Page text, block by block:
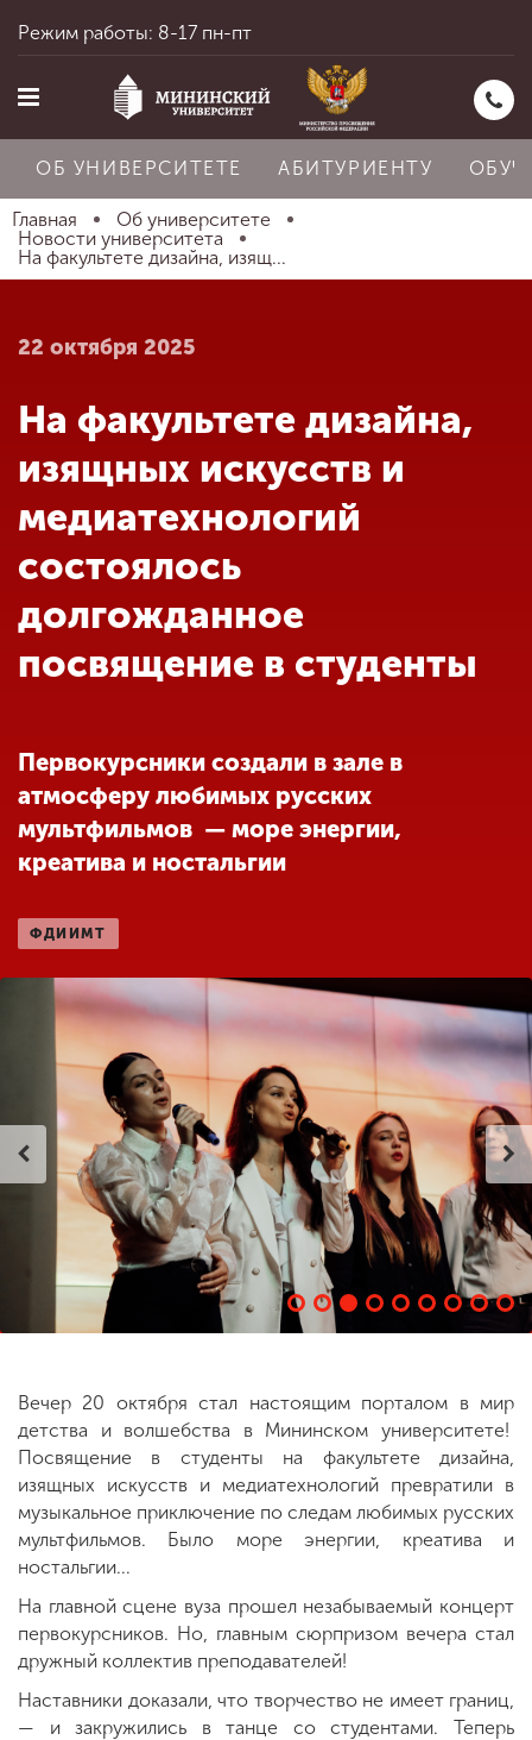
Главная
Абитуриенту
Обучение
Наука
Другие виды
деятельности
Студенческая жизнь
Сведения об
образовательной
организации
ENG SPN CHI
Приемная
комиссия
+7 (831) 262-26-20
Режим работы: 8-17 пн-пт
ОБ УНИВЕРСИТЕТЕ АБИТУРИЕНТУ
Главная
Об университете
Новости университета
На факультете дизайна, изящ...
22 октября 2025
На факультете дизайна,
изящных искусств и
медиатехнологий
состоялось
долгожданное
посвящение в студенты
Первокурсники создали в зале в
атмосферу любимых русских
мультфильмов — море энергии,
креатива и ностальгии
ФДИИМТ
Вечер 20 октября стал настоящим порталом в мир
детства и волшебства в Мининском университете!
Посвящение в студенты на факультете дизайна,
изящных искусств и медиатехнологий превратили в
музыкальное приключение по следам любимых русских
мультфильмов. Было море энергии, креатива и
ностальгии...
На главной сцене вуза прошел незабываемый концерт
первокурсников. Но, главным сюрпризом вечера стал
дружный коллектив преподавателей!
Наставники доказали, что творчество не имеет границ,
— и закружились в танце со студентами. Теперь